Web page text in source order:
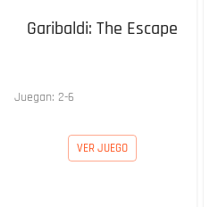
Garibaldi: The Escape
Juegan: 2-6
VER JUEGO